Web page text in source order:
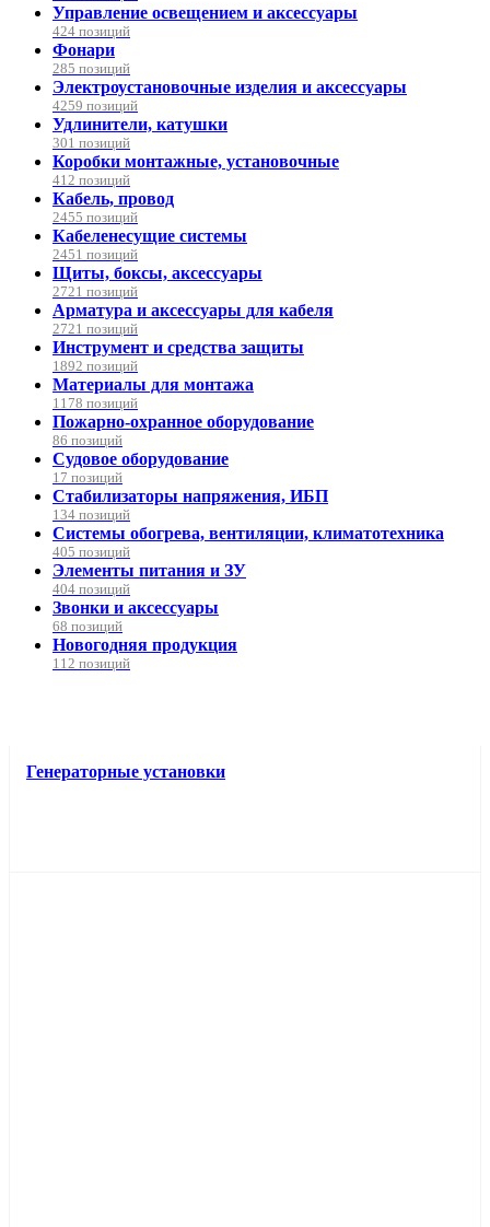
Управление освещением и аксессуары
424 позиций
Фонари
285 позиций
Электроустановочные изделия и аксессуары
4259 позиций
Удлинители, катушки
301 позиций
Коробки монтажные, установочные
412 позиций
Кабель, провод
2455 позиций
Кабеленесущие системы
2451 позиций
Щиты, боксы, аксессуары
2721 позиций
Арматура и аксессуары для кабеля
2721 позиций
Инструмент и средства защиты
1892 позиций
Материалы для монтажа
1178 позиций
Пожарно-охранное оборудование
86 позиций
Судовое оборудование
17 позиций
Стабилизаторы напряжения, ИБП
134 позиций
Системы обогрева, вентиляции, климатотехника
405 позиций
Элементы питания и ЗУ
404 позиций
Звонки и аксессуары
68 позиций
Новогодняя продукция
112 позиций
Генераторные установки